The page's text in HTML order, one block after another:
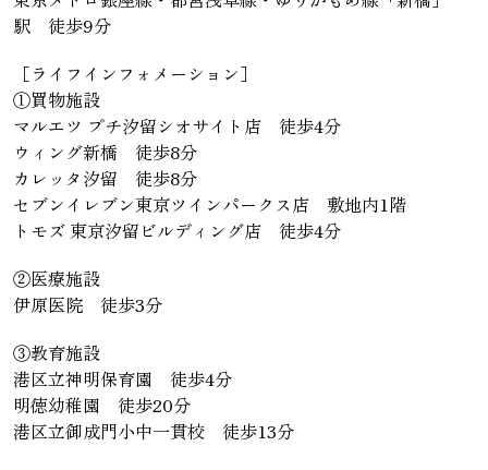
駅 徒歩9分
［ライフインフォメーション］
①買物施設
マルエツ プチ汐留シオサイト店 徒歩4分
ウィング新橋 徒歩8分
カレッタ汐留 徒歩8分
セブンイレブン東京ツインパークス店 敷地内1階
トモズ 東京汐留ビルディング店 徒歩4分
②医療施設
伊原医院 徒歩3分
③教育施設
港区立神明保育園 徒歩4分
明徳幼稚園 徒歩20分
港区立御成門小中一貫校 徒歩13分